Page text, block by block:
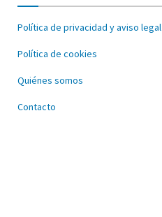
Política de privacidad y aviso legal
Política de cookies
Quiénes somos
Contacto